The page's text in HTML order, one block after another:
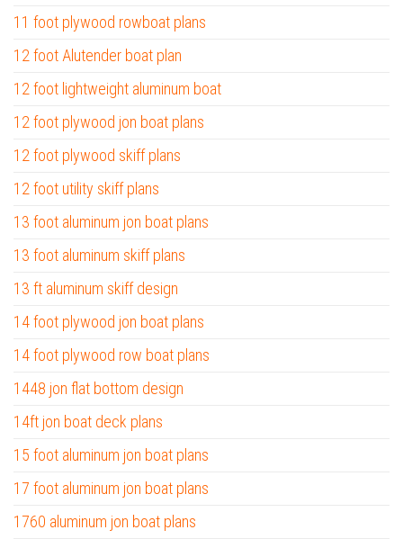
11 foot plywood rowboat plans
12 foot Alutender boat plan
12 foot lightweight aluminum boat
12 foot plywood jon boat plans
12 foot plywood skiff plans
12 foot utility skiff plans
13 foot aluminum jon boat plans
13 foot aluminum skiff plans
13 ft aluminum skiff design
14 foot plywood jon boat plans
14 foot plywood row boat plans
1448 jon flat bottom design
14ft jon boat deck plans
15 foot aluminum jon boat plans
17 foot aluminum jon boat plans
1760 aluminum jon boat plans